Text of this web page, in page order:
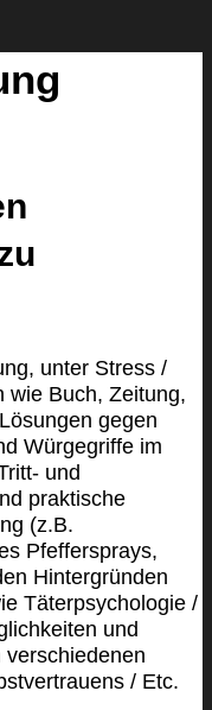
unter Stress /
wie Buch, Zeitung,
gegen
Würgegriffe im
und
praktische
(z.B.
Pfeffersprays,
Hintergründen
Täterpsychologie /
und
verschiedenen
/ Etc.